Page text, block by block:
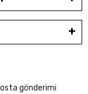
gönderimi